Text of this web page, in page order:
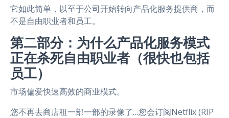
它如此简单，以至于公司开始转向产品化服务提供商，而
不是自由职业者和员工。
第二部分：为什么产品化服务模式
正在杀死自由职业者（很快也包括
员工）
市场偏爱快速高效的商业模式。
您不再去商店租一部一部的录像了…您会订阅Netflix (RIP